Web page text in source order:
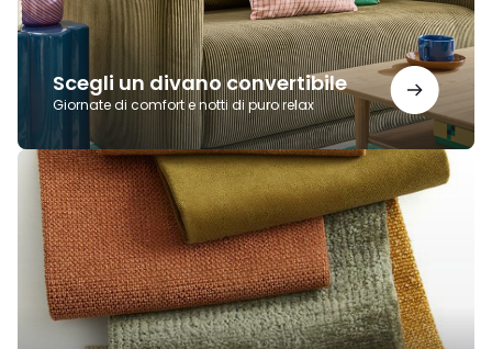
Scegli un divano convertibile
Giornate di comfort e notti di puro relax
Scegli
tessuto